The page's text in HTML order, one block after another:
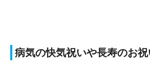
病気の快気祝いや長寿のお祝